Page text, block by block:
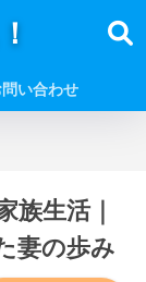
問い合わせ
生活｜
妻の歩み